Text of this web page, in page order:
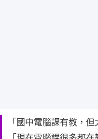
「國中電腦課有教，但